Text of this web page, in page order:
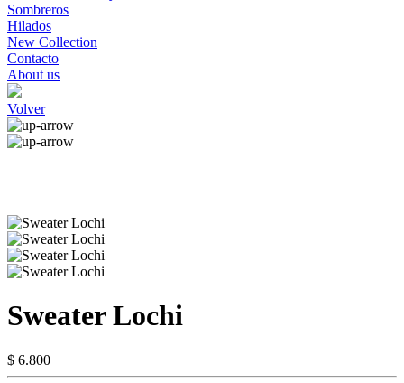
Sombreros
Hilados
New Collection
Contacto
About us
Volver
Sweater Lochi
$ 6.800